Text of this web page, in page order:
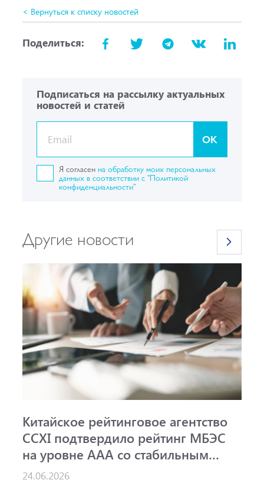
< Вернуться к списку новостей
Поделиться:
Подписаться на рассылку актуальных
новостей и статей
OK
Я согласен на обработку моих персональных
данных в соответствии с "Политикой
конфиденциальности"
Другие новости
Китайское рейтинговое агентство
CCXI подтвердило рейтинг МБЭС
на уровне AAA со стабильным
прогнозом
24.06.2026